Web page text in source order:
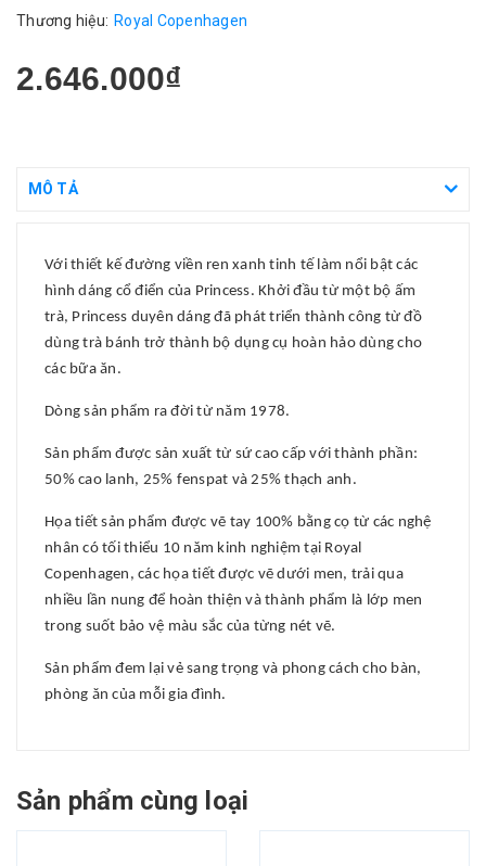
Thương hiệu: Royal Copenhagen
2.646.000₫
MÔ TẢ
Với thiết kế đường viền ren xanh tinh tế làm nổi bật các
hình dáng cổ điển của Princess. Khởi đầu từ một bộ ấm
trà, Princess duyên dáng đã phát triển thành công từ đồ
dùng trà bánh trở thành bộ dụng cụ hoàn hảo dùng cho
các bữa ăn.
Dòng sản phẩm ra đời từ năm 1978.
Sản phẩm được sản xuất từ sứ cao cấp với thành phần:
50% cao lanh, 25% fenspat và 25% thạch anh.
Họa tiết sản phẩm được vẽ tay 100% bằng cọ từ các nghệ
nhân có tối thiểu 10 năm kinh nghiệm tại Royal
Copenhagen, các họa tiết được vẽ dưới men, trải qua
nhiều lần nung để hoàn thiện và thành phẩm là lớp men
trong suốt bảo vệ màu sắc của từng nét vẽ.
Sản phẩm đem lại vẻ sang trọng và phong cách cho bàn,
phòng ăn của mỗi gia đình.
Sản phẩm cùng loại